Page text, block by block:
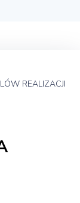
REALIZACJI